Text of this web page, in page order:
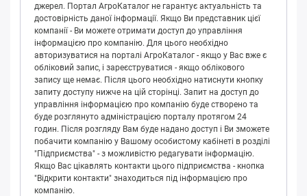
джерел. Портал АгроКаталог не гарантує актуальність та
достовірність даної інформації. Якщо Ви представник цієї
компанії - Ви можете отримати доступ до управління
інформацією про компанію. Для цього необхідно
авторизуватися на порталі АгроКаталог - якщо у Вас вже є
обліковий запис, і зареєструватися - якщо облікового
запису ще немає. Після цього необхідно натиснути кнопку
запиту доступу нижче на цій сторінці. Запит на доступ до
управління інформацією про компанію буде створено та
буде розглянуто адміністрацією порталу протягом 24
годин. Після розгляду Вам буде надано доступ і Ви зможете
побачити компанію у Вашому особистому кабінеті в розділі
"Підприємства" - з можливістю редагувати інформацію.
Якщо Вас цікавлять контакти цього підприємства - кнопка
"Відкрити контакти" знаходиться під інформацією про
компанію.